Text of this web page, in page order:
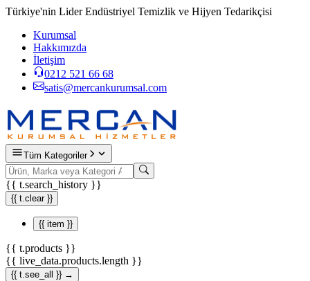
Türkiye'nin Lider Endüstriyel Temizlik ve Hijyen Tedarikçisi
Kurumsal
Hakkımızda
İletişim
0212 521 66 68
satis@mercankurumsal.com
Tüm Kategoriler
{{ t.search_history }}
{{ t.clear }}
{{ item }}
{{ t.products }}
{{ live_data.products.length }}
{{ t.see_all }} →